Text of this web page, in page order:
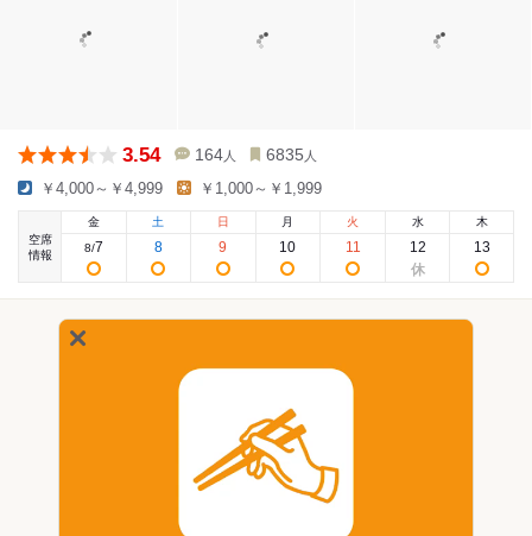
3.54 164 人 6835 人
￥4,000～￥4,999 ￥1,000～￥1,999
空席
情報
金
8/7
土
8
日
9
月
10
火
11
水
12
木
13